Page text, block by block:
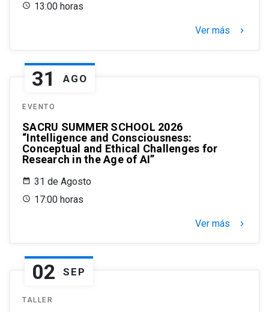
13:00 horas
Ver más keyboard_arrow_right
31 AGO
EVENTO
SACRU SUMMER SCHOOL 2026
“Intelligence and Consciousness:
Conceptual and Ethical Challenges for
Research in the Age of AI”
31 de Agosto
17:00 horas
Ver más keyboard_arrow_right
02 SEP
TALLER